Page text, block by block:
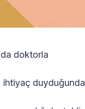
da doktorla
ihtiyaç duyduğunda